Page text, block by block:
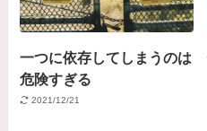
一つに依存してしまうのは
危険すぎる
2021/12/21